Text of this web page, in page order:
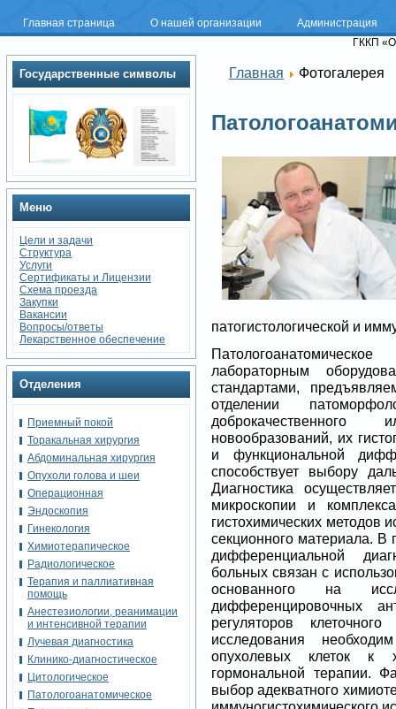
Главная страница О нашей организации
Администрация
ГККП
Государственные символы
Меню
Цели и задачи
Структура
Услуги
Сертификаты и Лицензии
Схема проезда
Закупки
Вакансии
Вопросы/ответы
Лекарственное обеспечение
Отделения
Приемный покой
Торакальная хирургия
Абдоминальная хирургия
Опухоли голова и шеи
Операционная
Эндоскопия
Гинекология
Химиотерапическое
Радиологическое
Терапия и паллиативная
помощь
Анестезиологии, реанимации
и интенсивной терапии
Лучевая диагностика
Клинико-диагностическое
Цитологическое
Патологоанатомическое
Главная Фотогалерея
патогистологической и
лабораторным
стандартами,
отделении
доброкачественного
новообразований, их
и функциональной
способствует выбору
Диагностика
микроскопии и
гистохимических методов
секционного материала. В
дифференциальной
больных связан с
основанного на
дифференцировочных
регуляторов
исследования
опухолевых клеток к
гормональной терапии.
выбор адекватного